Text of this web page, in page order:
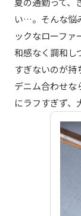
い…。そんな悩
ックなローファ
和感なく調和し
すぎないのが持
デニム合わせな
にラフすぎず、